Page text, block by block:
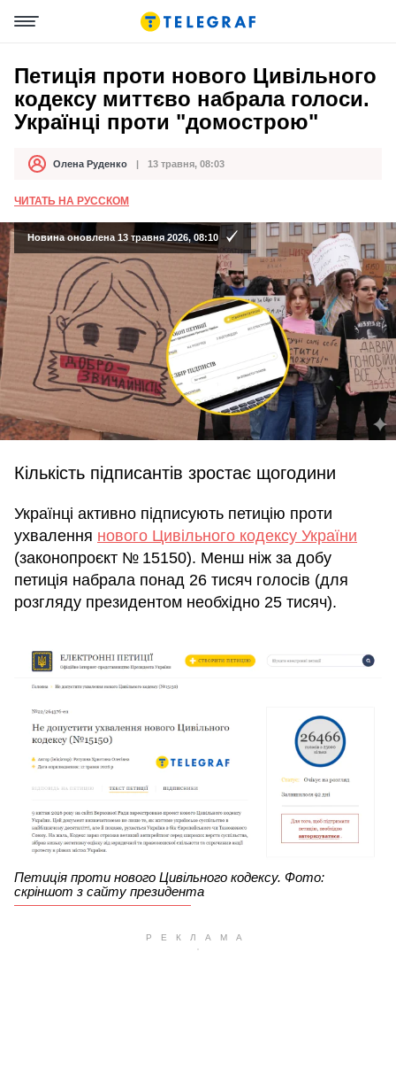
Петиція проти нового Цивільного
кодексу миттєво набрала голоси.
Українці проти "домострою"
АвторОлена Руденко
Дата публікації 13 травня, 08:03
ЧИТАТЬ НА РУССКОМ
Новина оновлена 13 травня 2026, 08:10
Кількість підписантів зростає щогодини
Українці активно підписують петицію проти
ухвалення нового Цивільного кодексу України
(законопроєкт № 15150). Менш ніж за добу
петиція набрала понад 26 тисяч голосів (для
розгляду президентом необхідно 25 тисяч).
Петиція проти нового Цивільного кодексу. Фото:
скріншот з сайту президента